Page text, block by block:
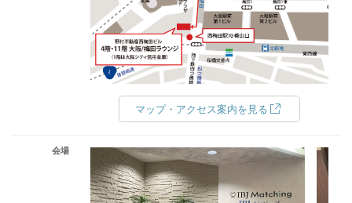
マップ・アクセス案内を見る
会場